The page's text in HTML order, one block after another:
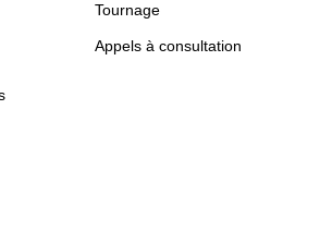
Tournage
Appels à consultation